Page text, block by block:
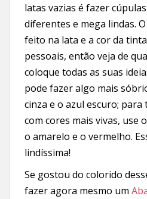
latas vazias é fazer
diferentes e mega lindas.
feito na lata e a cor da
pessoais, então veja de
coloque todas as suas
pode fazer algo mais
cinza e o azul escuro; para
com cores mais vivas, use
o amarelo e o vermelho.
lindíssima!
Se gostou do colorido
fazer agora mesmo um